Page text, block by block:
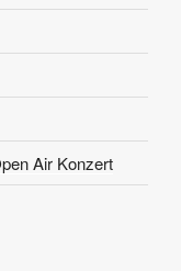
Air Konzert